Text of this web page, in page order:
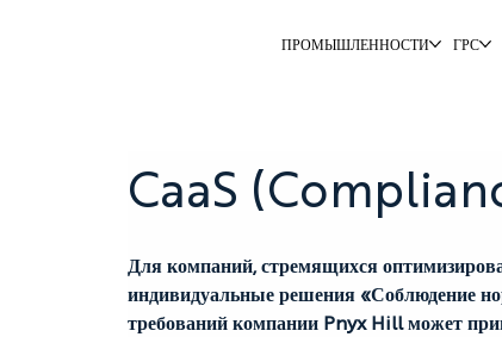
ПРОМЫШЛЕННОСТИ ГРС
CaaS
Для компаний, стремящихся
индивидуальные решения «Соблюдение
требований компании Pnyx Hill может